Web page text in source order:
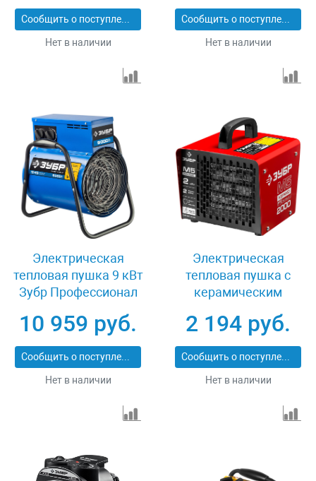
Сообщить о поступлении
Нет в наличии
Сообщить о поступлении
Нет в наличии
Электрическая
тепловая пушка 9 кВт
Зубр Профессионал
10 959 руб.
Сообщить о поступлении
Нет в наличии
Электрическая
тепловая пушка с
керамическим
Зубр ЗТП-М5-2000
2 194 руб.
Сообщить о поступлении
Нет в наличии